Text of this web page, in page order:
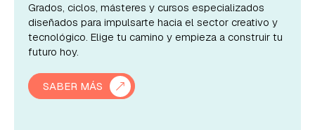
Grados, ciclos, másteres y cursos especializados
diseñados para impulsarte hacia el sector creativo y
tecnológico. Elige tu camino y empieza a construir tu
futuro hoy.
SABER MÁS